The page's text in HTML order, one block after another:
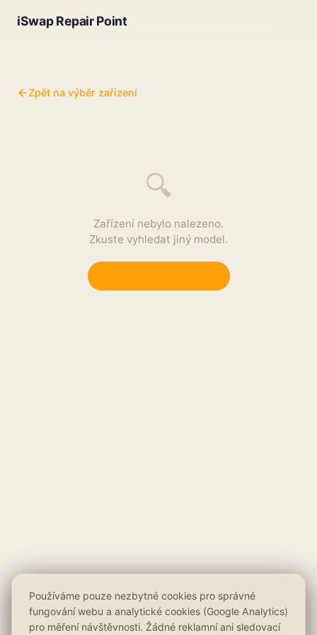
iSwap Repair Point
Zpět na výběr zařízení
🔍
Zařízení nebylo nalezeno.
Zkuste vyhledat jiný model.
Používáme pouze nezbytné cookies pro správné
fungování webu a analytické cookies (Google Analytics)
pro měření návštěvnosti. Žádné reklamní ani sledovací